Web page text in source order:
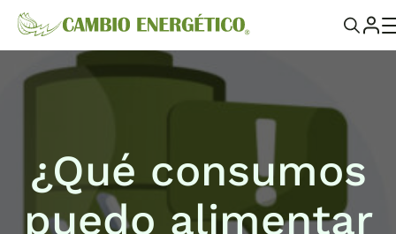
¿Qué consumos
puedo alimentar